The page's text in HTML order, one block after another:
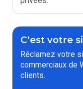
C'est votre
Réclamez votre
commerciaux de
clients.